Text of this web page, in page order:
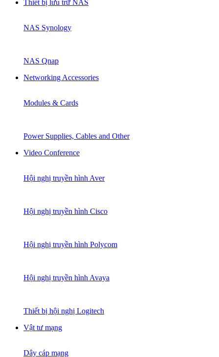
Thiết bị lưu trữ NAS
NAS Synology
NAS Qnap
Networking Accessories
Modules & Cards
Power Supplies, Cables and Other
Video Conference
Hội nghị truyền hình Aver
Hội nghị truyền hình Cisco
Hội nghị truyền hình Polycom
Hội nghị truyền hình Avaya
Thiết bị hội nghị Logitech
Vật tư mạng
Dây cáp mạng